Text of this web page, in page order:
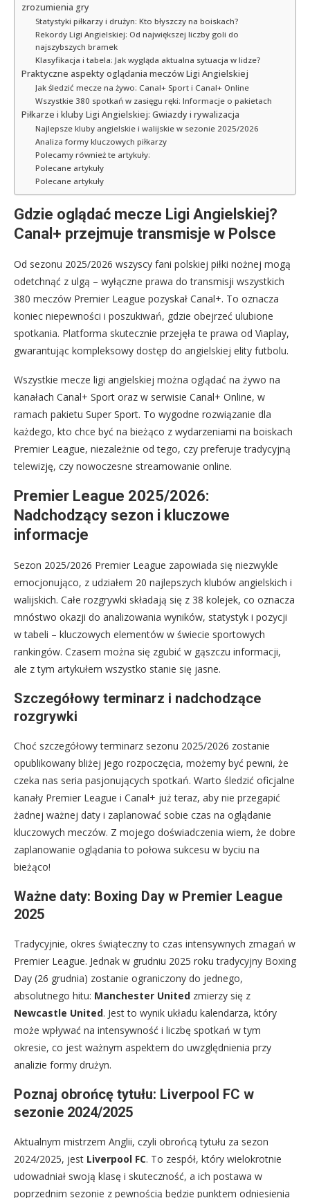
zrozumienia gry
Statystyki piłkarzy i drużyn: Kto błyszczy na boiskach?
Rekordy Ligi Angielskiej: Od największej liczby goli do
najszybszych bramek
Klasyfikacja i tabela: Jak wygląda aktualna sytuacja w lidze?
Praktyczne aspekty oglądania meczów Ligi Angielskiej
Jak śledzić mecze na żywo: Canal+ Sport i Canal+ Online
Wszystkie 380 spotkań w zasięgu ręki: Informacje o pakietach
Piłkarze i kluby Ligi Angielskiej: Gwiazdy i rywalizacja
Najlepsze kluby angielskie i walijskie w sezonie 2025/2026
Analiza formy kluczowych piłkarzy
Polecamy również te artykuły:
Polecane artykuły
Polecane artykuły
Gdzie oglądać mecze Ligi Angielskiej?
Canal+ przejmuje transmisje w Polsce
Od sezonu 2025/2026 wszyscy fani polskiej piłki nożnej mogą
odetchnąć z ulgą – wyłączne prawa do transmisji wszystkich
380 meczów Premier League pozyskał Canal+. To oznacza
koniec niepewności i poszukiwań, gdzie obejrzeć ulubione
spotkania. Platforma skutecznie przejęła te prawa od Viaplay,
gwarantując kompleksowy dostęp do angielskiej elity futbolu.
Wszystkie mecze ligi angielskiej można oglądać na żywo na
kanałach Canal+ Sport oraz w serwisie Canal+ Online, w
ramach pakietu Super Sport. To wygodne rozwiązanie dla
każdego, kto chce być na bieżąco z wydarzeniami na boiskach
Premier League, niezależnie od tego, czy preferuje tradycyjną
telewizję, czy nowoczesne streamowanie online.
Premier League 2025/2026:
Nadchodzący sezon i kluczowe
informacje
Sezon 2025/2026 Premier League zapowiada się niezwykle
emocjonująco, z udziałem 20 najlepszych klubów angielskich i
walijskich. Całe rozgrywki składają się z 38 kolejek, co oznacza
mnóstwo okazji do analizowania wyników, statystyk i pozycji
w tabeli – kluczowych elementów w świecie sportowych
rankingów. Czasem można się zgubić w gąszczu informacji,
ale z tym artykułem wszystko stanie się jasne.
Szczegółowy terminarz i nadchodzące
rozgrywki
Choć szczegółowy terminarz sezonu 2025/2026 zostanie
opublikowany bliżej jego rozpoczęcia, możemy być pewni, że
czeka nas seria pasjonujących spotkań. Warto śledzić oficjalne
kanały Premier League i Canal+ już teraz, aby nie przegapić
żadnej ważnej daty i zaplanować sobie czas na oglądanie
kluczowych meczów. Z mojego doświadczenia wiem, że dobre
zaplanowanie oglądania to połowa sukcesu w byciu na
bieżąco!
Ważne daty: Boxing Day w Premier League
2025
Tradycyjnie, okres świąteczny to czas intensywnych zmagań w
Premier League. Jednak w grudniu 2025 roku tradycyjny Boxing
Day (26 grudnia) zostanie ograniczony do jednego,
absolutnego hitu: Manchester United zmierzy się z
Newcastle United. Jest to wynik układu kalendarza, który
może wpływać na intensywność i liczbę spotkań w tym
okresie, co jest ważnym aspektem do uwzględnienia przy
analizie formy drużyn.
Poznaj obrońcę tytułu: Liverpool FC w
sezonie 2024/2025
Aktualnym mistrzem Anglii, czyli obrońcą tytułu za sezon
2024/2025, jest Liverpool FC. To zespół, który wielokrotnie
udowadniał swoją klasę i skuteczność, a ich postawa w
poprzednim sezonie z pewnością będzie punktem odniesienia